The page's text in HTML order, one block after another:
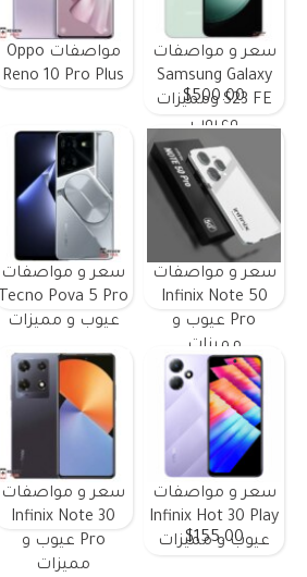
سعر و مواصفات
Samsung Galaxy
S23 FE ومميزات
وعيوب
$500.00
مواصفات Oppo
Reno 10 Pro Plus
سعر و مواصفات
Infinix Note 50
Pro عيوب و
مميزات
سعر و مواصفات
Tecno Pova 5 Pro
عيوب و مميزات
سعر و مواصفات
Infinix Hot 30 Play
عيوب و مميزات
$155.00
سعر و مواصفات
Infinix Note 30
Pro عيوب و
مميزات